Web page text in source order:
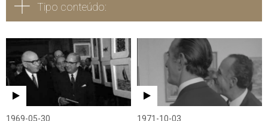
Tipo conteúdo:
Todos Vídeo Áudio
1969-05-30 1971-10-03